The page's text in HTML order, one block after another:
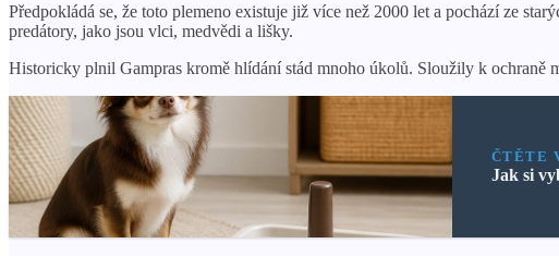
Předpokládá se, že toto plemeno existuje již více než 2000 let a pochází ze
predátory, jako jsou vlci, medvědi a lišky.
Historicky plnil Gampras kromě hlídání stád mnoho úkolů. Sloužily k ochraně
ČTĚTE
Jak si